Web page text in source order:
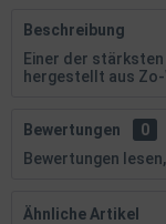
Beschreibung
Einer der stärksten
hergestellt aus Zo-
Bewertungen
0
Bewertungen
Ähnliche Artikel